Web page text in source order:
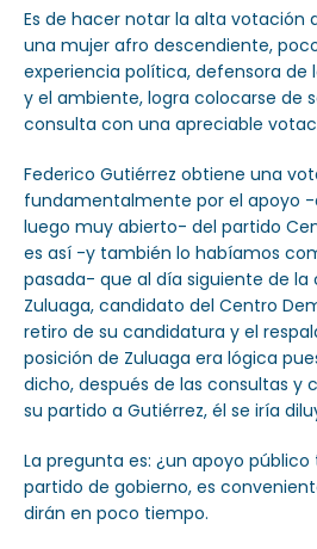
Es de hacer notar la alta votación
una mujer afro descendiente,
experiencia política, defensora de
y el ambiente, logra colocarse de
consulta con una apreciable
Federico Gutiérrez obtiene una
fundamentalmente por el apoyo -
luego muy abierto- del partido
es así -y también lo habíamos
pasada- que al día siguiente de la
Zuluaga, candidato del Centro
retiro de su candidatura y el
posición de Zuluaga era lógica
dicho, después de las consultas y
su partido a Gutiérrez, él se iría
La pregunta es: ¿un apoyo
partido de gobierno, es
dirán en poco tiempo.